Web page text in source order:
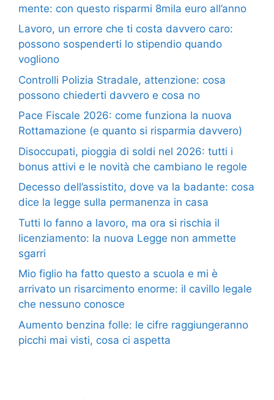
mente: con questo risparmi 8mila euro all’anno
Lavoro, un errore che ti costa davvero caro:
possono sospenderti lo stipendio quando
vogliono
Controlli Polizia Stradale, attenzione: cosa
possono chiederti davvero e cosa no
Pace Fiscale 2026: come funziona la nuova
Rottamazione (e quanto si risparmia davvero)
Disoccupati, pioggia di soldi nel 2026: tutti i
bonus attivi e le novità che cambiano le regole
Decesso dell’assistito, dove va la badante: cosa
dice la legge sulla permanenza in casa
Tutti lo fanno a lavoro, ma ora si rischia il
licenziamento: la nuova Legge non ammette
sgarri
Mio figlio ha fatto questo a scuola e mi è
arrivato un risarcimento enorme: il cavillo legale
che nessuno conosce
Aumento benzina folle: le cifre raggiungeranno
picchi mai visti, cosa ci aspetta